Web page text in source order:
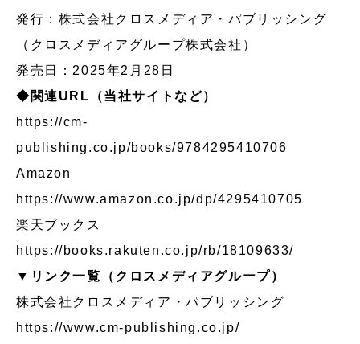
発行：株式会社クロスメディア・パブリッシング
（クロスメディアグループ株式会社）
発売日：2025年2月28日
◆関連URL（当社サイトなど）
https://cm-
publishing.co.jp/books/9784295410706
Amazon
https://www.amazon.co.jp/dp/4295410705
楽天ブックス
https://books.rakuten.co.jp/rb/18109633/
▼リンク一覧（クロスメディアグループ）
株式会社クロスメディア・パブリッシング
https://www.cm-publishing.co.jp/